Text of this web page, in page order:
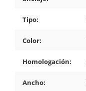
Tipo:
Color:
Homologación:
Ancho: